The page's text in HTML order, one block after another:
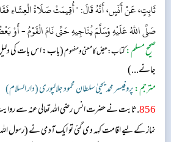
ثَابِتٍ، عَنْ أَنَسٍ، أَنَّهُ قَالَ: " أُقِيمَتْ صَلَاةُ الْعِشَاءِ
صَلَّى اللهُ عَلَيْهِ وَسَلَّمَ يُنَاجِيهِ حَتَّى نَامَ الْقَوْمُ - أَوْ
صحیح مسلم:کتاب: حیض کا معنی و مفہوم(باب: اس بات کی
جانے...)
مترجم:پروفیسر محمد یحییٰ سلطان محمود جلالپوری (دار السلام)
856. ثابت نے حضرت انس رضی اللہ تعالی عنہ سے
نماز کے لیے اقامت کہہ دی گئی تو ایک آدمی نے